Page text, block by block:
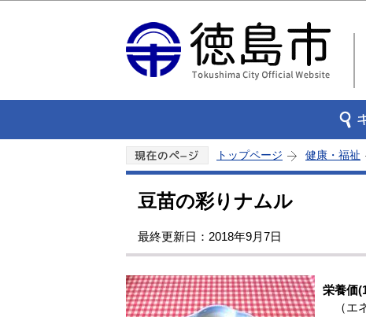
トップページ 健康・福祉
豆苗の彩りナムル
最終更新日：2018年9月7日
栄養価
（エ